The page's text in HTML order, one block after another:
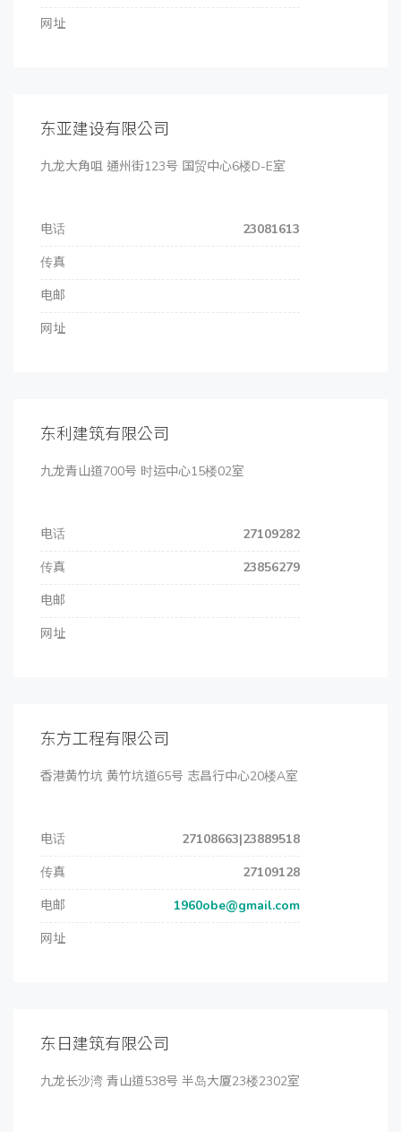
网址
东亚建设有限公司
九龙大角咀 通州街123号 国贸中心6楼D-E室
电话
23081613
传真
电邮
网址
东利建筑有限公司
九龙青山道700号 时运中心15楼02室
电话
27109282
传真
23856279
电邮
网址
东方工程有限公司
香港黄竹坑 黄竹坑道65号 志昌行中心20楼A室
电话
27108663|23889518
传真
27109128
电邮
1960obe@gmail.com
网址
东日建筑有限公司
九龙长沙湾 青山道538号 半岛大厦23楼2302室